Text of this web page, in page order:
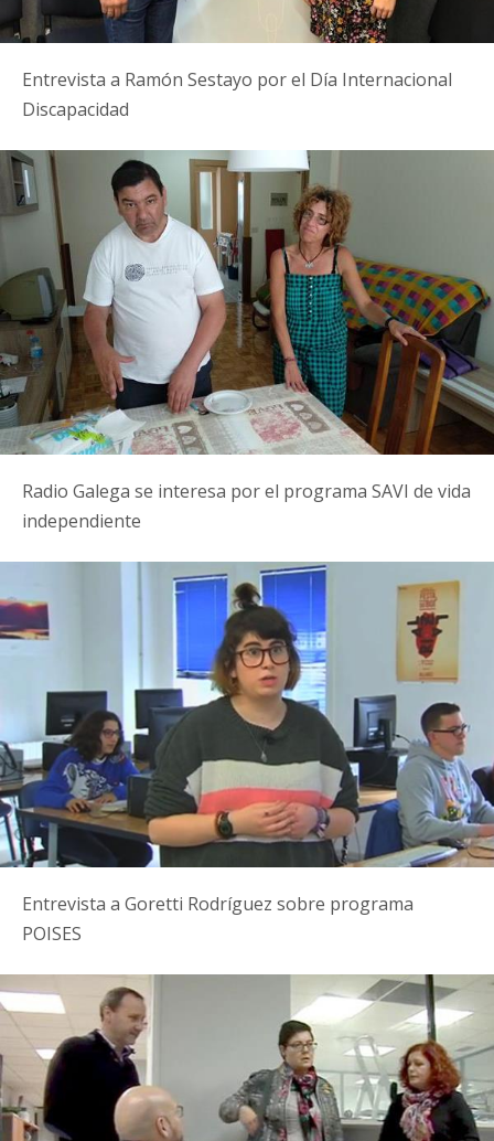
Entrevista a Ramón Sestayo por el Día Internacional
Discapacidad
Radio Galega se interesa por el programa SAVI de vida
independiente
Entrevista a Goretti Rodríguez sobre programa
POISES